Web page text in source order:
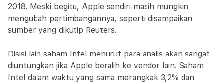
2018. Meski begitu, Apple sendiri masih mungkin
mengubah pertimbangannya, seperti disampaikan
sumber yang dikutip Reuters.
Disisi lain saham Intel menurut para analis akan sangat
diuntungkan jika Apple beralih ke vendor lain. Saham
Intel dalam waktu yang sama merangkak 3,2% dan